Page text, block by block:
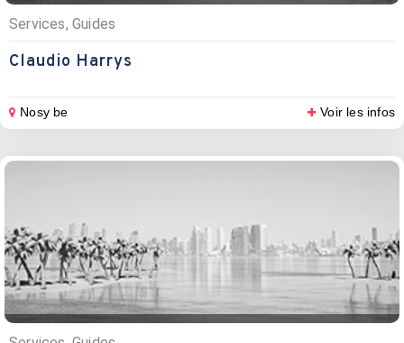
Services, Guides
Claudio Harrys
Nosy be Voir les infos